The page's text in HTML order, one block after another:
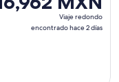
Viaje redondo
encontrado hace 2 días